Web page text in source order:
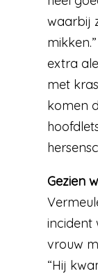
waarbij
extra
met
komen
Gezien
incident
vrouw
“Hij